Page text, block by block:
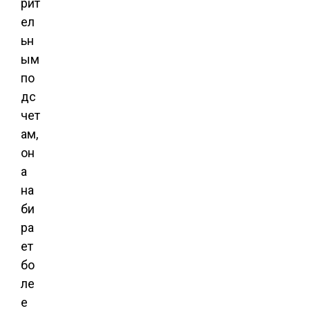
рит
ел
ьн
ым
по
дс
чет
ам,
он
а
на
би
ра
ет
бо
ле
е